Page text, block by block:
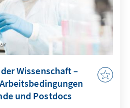
Wissenschaft –
und Postdocs